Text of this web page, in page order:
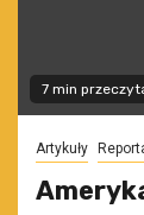
7 min
Artykuły